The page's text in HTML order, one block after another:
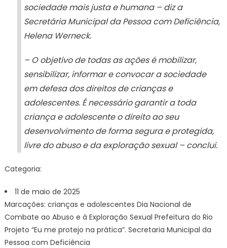
sociedade mais justa e humana – diz a
Secretária Municipal da Pessoa com Deficiência,
Helena Werneck.
– O objetivo de todas as ações é mobilizar,
sensibilizar, informar e convocar a sociedade
em defesa dos direitos de crianças e
adolescentes. É necessário garantir a toda
criança e adolescente o direito ao seu
desenvolvimento de forma segura e protegida,
livre do abuso e da exploração sexual – conclui.
Categoria:
11 de maio de 2025
Marcações: crianças e adolescentes Dia Nacional de
Combate ao Abuso e à Exploração Sexual Prefeitura do Rio
Projeto “Eu me protejo na prática”. Secretaria Municipal da
Pessoa com Deficiência